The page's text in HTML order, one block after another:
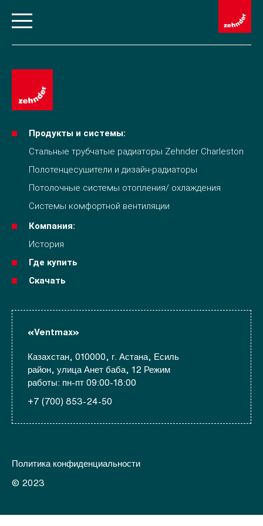
Продукты и системы:
Стальные трубчатые радиаторы Zehnder Charleston
Полотенцесушители и дизайн-радиаторы
Потолочные системы отопления/ охлаждения
Системы комфортной вентиляции
Компания:
История
Где купить
Скачать
«Ventmax»
Казахстан, 010000, г. Астана, Есиль
район, улица Анет баба, 12 Режим
работы: пн-пт 09:00-18:00
+7 (700) 853-24-50
Политика конфиденциальности
© 2023